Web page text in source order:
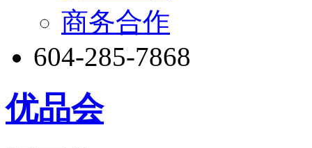
商务合作
604-285-7868
优品会